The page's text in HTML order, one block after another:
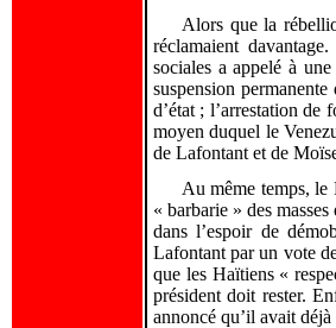
Alors que la
réclamaient
sociales a appelé à
suspension
d’état ; l’arrestation
moyen duquel le
de Lafontant et de
Au même temps, le
« barbarie » des
dans l’espoir de
Lafontant par un vote
que les Haïtiens «
président doit rester.
annoncé qu’il avait